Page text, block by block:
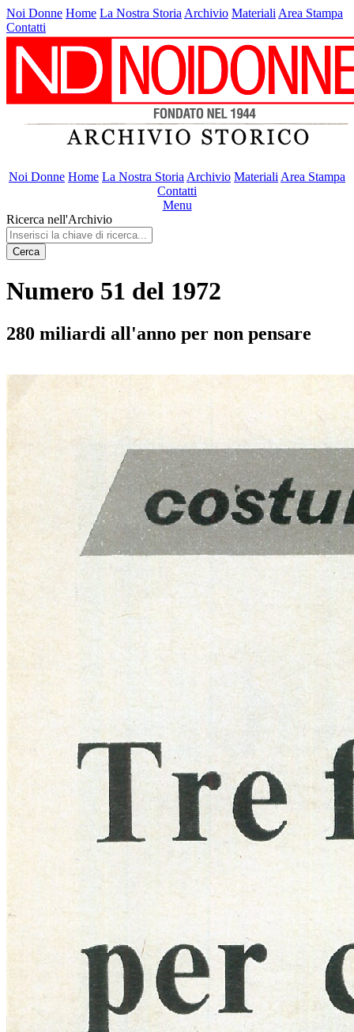
Noi Donne Home La Nostra Storia Archivio Materiali Area Stampa
Contatti
Noi Donne Home La Nostra Storia Archivio Materiali Area Stampa
Contatti
Menu
Ricerca nell'Archivio
Cerca
Numero 51 del 1972
280 miliardi all'anno per non pensare